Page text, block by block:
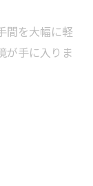
間を大幅に軽
が手に入りま